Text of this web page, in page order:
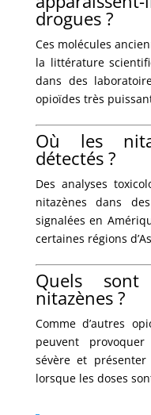
drogues ?
Ces molécules
la littérature
dans des
opioïdes très
Où les
détectés ?
Des analyses
nitazènes dans
signalées en
certaines régions
Quels
nitazènes ?
Comme d’autres
peuvent
sévère et présenter
lorsque les doses